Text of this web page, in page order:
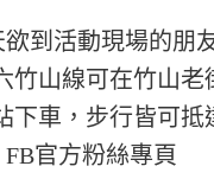
活動現場的朋
竹山線可在竹山老
下車，步行皆可抵
官方粉絲專頁